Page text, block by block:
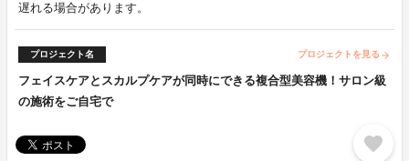
遅れる場合があります。
プロジェクト名 プロジェクトを見る arrow_forward
フェイスケアとスカルプケアが同時にできる複合型美容機！サロン級
の施術をご自宅で
favorite